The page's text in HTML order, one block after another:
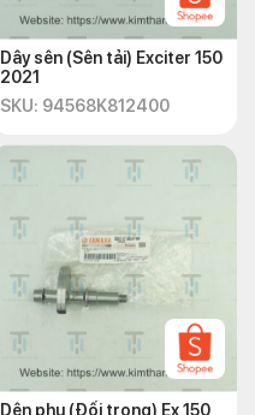
Dây sên (Sên tải) Exciter 150
2021
SKU: 94568K812400
Dên phụ (Đối trọng) Ex 150